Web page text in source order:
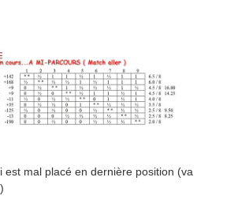
est mal placé en dernière position (va